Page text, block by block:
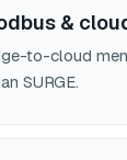
&
to-cloud
SURGE.